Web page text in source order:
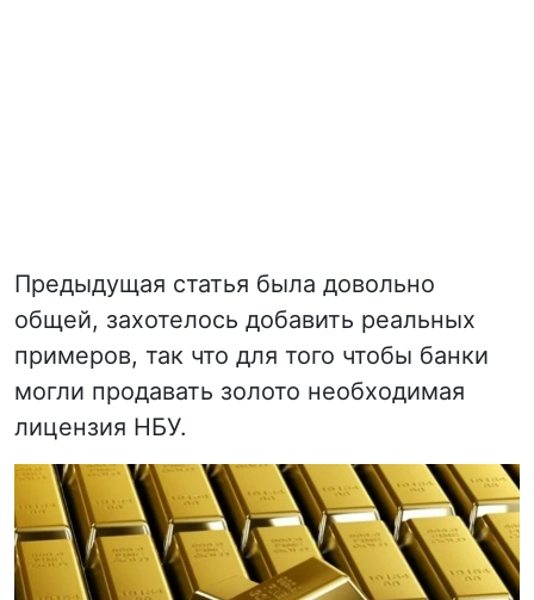
Предыдущая статья была довольно
общей, захотелось добавить реальных
примеров, так что для того чтобы банки
могли продавать золото необходимая
лицензия НБУ.